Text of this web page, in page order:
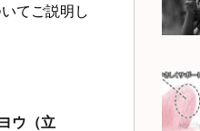
てご説明し
ウ（立